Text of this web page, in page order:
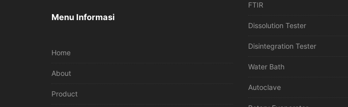
Menu Informasi
Home
About
Product
FTIR
Dissolution Tester
Disintegration Tester
Water Bath
Autoclave